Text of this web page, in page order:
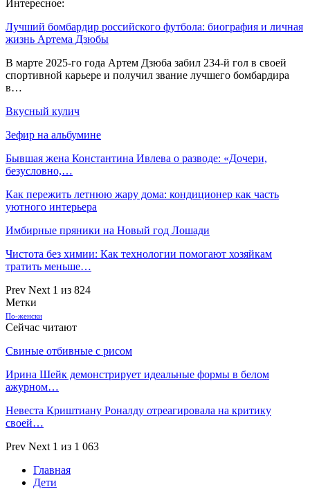
Интересное:
Лучший бомбардир российского футбола: биография и личная
жизнь Артема Дзюбы
В марте 2025-го года Артем Дзюба забил 234-й гол в своей
спортивной карьере и получил звание лучшего бомбардира
в…
Вкусный кулич
Зефир на альбумине
Бывшая жена Константина Ивлева о разводе: «Дочери,
безусловно,…
Как пережить летнюю жару дома: кондиционер как часть
уютного интерьера
Имбирные пряники на Новый год Лошади
Чистота без химии: Как технологии помогают хозяйкам
тратить меньше…
Prev Next 1 из 824
Метки
По-женски
Сейчас читают
Свиные отбивные с рисом
Ирина Шейк демонстрирует идеальные формы в белом
ажурном…
Невеста Криштиану Роналду отреагировала на критику
своей…
Prev Next 1 из 1 063
Главная
Дети